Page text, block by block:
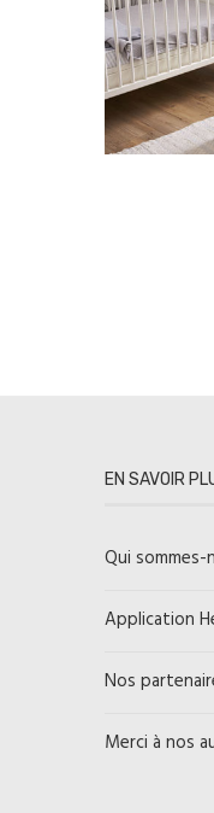
EN SAVOIR
Qui sommes-
Application
Nos
Merci à nos